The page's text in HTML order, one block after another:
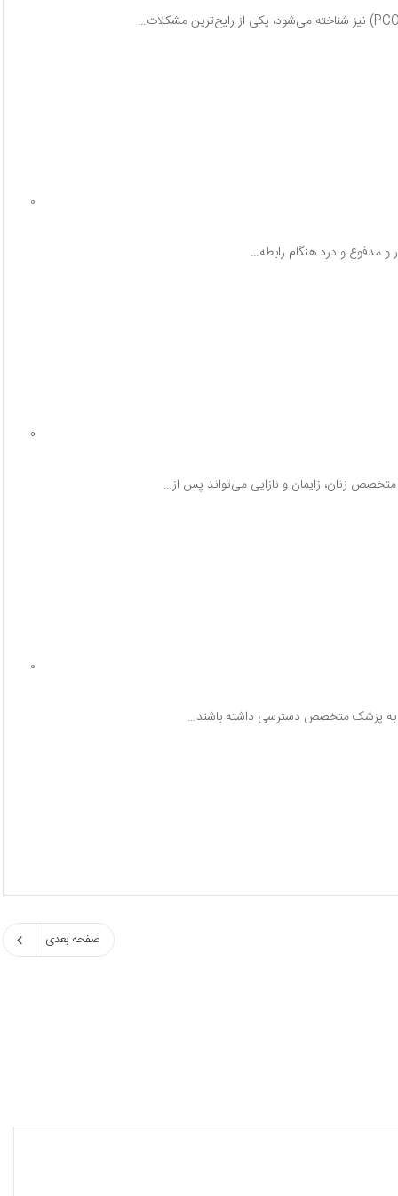
0
و مدفوع و درد هنگام رابطه…
0
زنان، زایمان و نازایی می‌تواند پس از…
0
به پزشک متخصص دسترسی داشته باشند…
صفحه بعدی